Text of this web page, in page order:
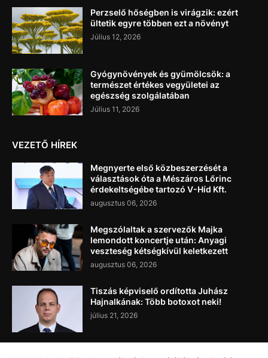
Perzselő hőségben is virágzik: ezért
ültetik egyre többen ezt a növényt
Július 12, 2026
Gyógynövények és gyümölcsök: a
természet értékes vegyületei az
egészség szolgálatában
Július 11, 2026
VEZETŐ HÍREK
Megnyerte első közbeszerzését a
választások óta a Mészáros Lőrinc
érdekeltségébe tartozó V-Híd Kft.
augusztus 06, 2026
Megszólaltak a szervezők Majka
lemondott koncertje után: Anyagi
veszteség kétségkívül keletkezett
augusztus 06, 2026
Tiszás képviselő ordította Juhász
Hajnalkának: Több botoxot neki!
július 21, 2026